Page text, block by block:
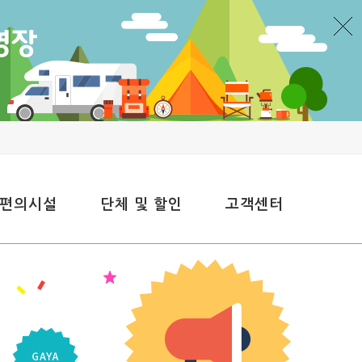
의시설 단체 및 할인 고객센터